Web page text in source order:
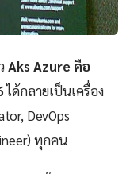
Aks Azure คือ
ได้กลายเป็นเครื่อง
DevOps
ทุกคน